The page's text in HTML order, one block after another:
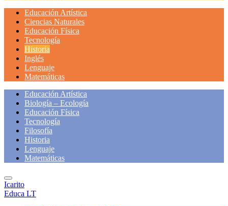
Educación Artística
Ciencias Naturales
Educación Física
Tecnología
Historia
Inglés
Lenguaje
Matemáticas
Educación Artística
Biología – Ecología
Educación Física
Tecnología
Filosofía
Historia
Lenguaje
Matemáticas
Icarito
Educa LT